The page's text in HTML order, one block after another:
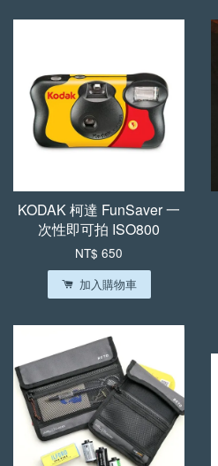
KODAK 柯達 FunSaver 一
次性即可拍 ISO800
NT$ 650
加入購物車